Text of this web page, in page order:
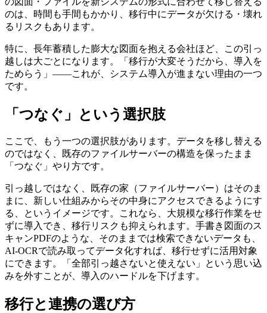
のは、時間も手間もかかり、移行中にデータが欠ける・壊れ
るリスクもあります。
特に、長年蓄積した膨大な図面を抱える会社ほど、この引っ
越しは大ごとになります。「移行が大変そうだから、導入を
ためらう」——これが、システム導入が進まない理由の一つ
です。
「つなぐ」という選択肢
ここで、もう一つの選択肢があります。データを移し替える
のではなく、既存のファイルサーバーの構造を保ったまま
「つなぐ」やり方です。
引っ越しではなく、既存の家（ファイルサーバー）はそのま
まに、新しい仕組みからその中身にアクセスできるようにす
る、というイメージです。これなら、大規模な移行作業をせ
ずに導入でき、移行リスクも抑えられます。手書き図面のス
キャンPDFのような、そのままでは検索できないデータも、
AI-OCRで読み取ってデータ化すれば、移行せずに活用対象
にできます。「全部引っ越さないと使えない」という思い込
みを外すことが、導入のハードルを下げます。
移行と連携の選び方